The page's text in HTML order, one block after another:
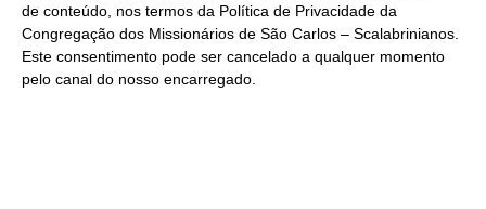
de conteúdo, nos termos da Política de Privacidade da
Congregação dos Missionários de São Carlos – Scalabrinianos.
Este consentimento pode ser cancelado a qualquer momento
pelo canal do nosso encarregado